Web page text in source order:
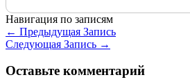
Навигация по записям
← Предыдущая Запись
Следующая Запись →
Оставьте комментарий